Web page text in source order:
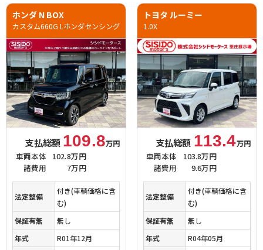
ホンダ N BOX
カスタム660G Lホンダセンシング
支払総額 109.8万円
車両本体
102.8万円
諸費用
7万円
法定整備
付き(車輌価格に含
む)
保証有無
無し
年式
R01年12月
トヨタ ルーミー
1.0X
支払総額 113.4万円
車両本体
103.8万円
諸費用
9.6万円
法定整備
付き(車輌価格に含
む)
保証有無
無し
年式
R04年05月